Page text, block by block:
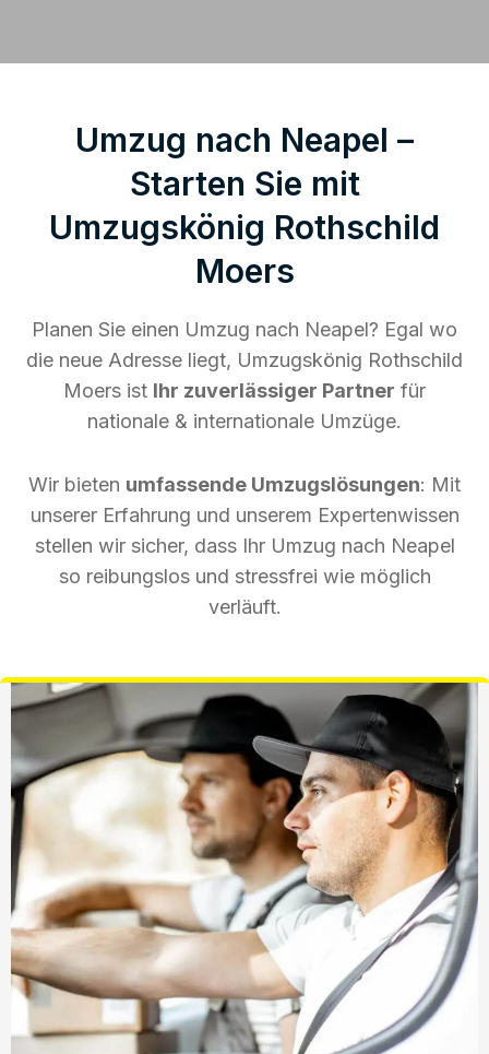
Umzug nach Neapel –
Starten Sie mit
Umzugskönig Rothschild
Moers
Planen Sie einen Umzug nach Neapel? Egal wo
die neue Adresse liegt, Umzugskönig Rothschild
Moers ist Ihr zuverlässiger Partner für
nationale & internationale Umzüge.
Wir bieten umfassende Umzugslösungen: Mit
unserer Erfahrung und unserem Expertenwissen
stellen wir sicher, dass Ihr Umzug nach Neapel
so reibungslos und stressfrei wie möglich
verläuft.